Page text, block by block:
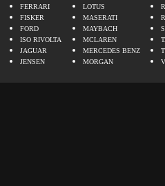
FERRARI
FISKER
FORD
ISO RIVOLTA
JAGUAR
JENSEN
LOTUS
MASERATI
MAYBACH
MCLAREN
MERCEDES BENZ
MORGAN